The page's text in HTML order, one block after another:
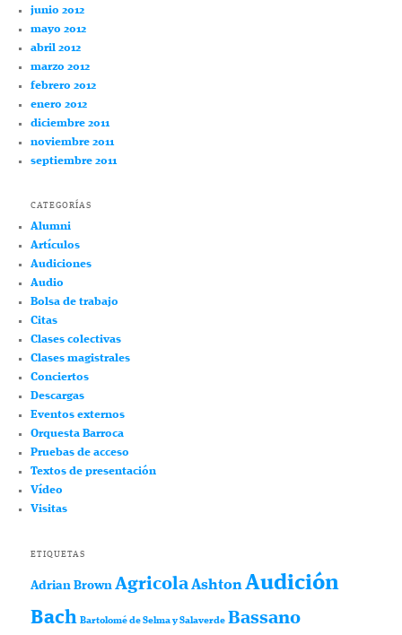
junio 2012
mayo 2012
abril 2012
marzo 2012
febrero 2012
enero 2012
diciembre 2011
noviembre 2011
septiembre 2011
CATEGORÍAS
Alumni
Artículos
Audiciones
Audio
Bolsa de trabajo
Citas
Clases colectivas
Clases magistrales
Conciertos
Descargas
Eventos externos
Orquesta Barroca
Pruebas de acceso
Textos de presentación
Vídeo
Visitas
ETIQUETAS
Adrian Brown AgricolaAshtonAudición
Bach Bartolomé de Selma y Salaverde Bassano